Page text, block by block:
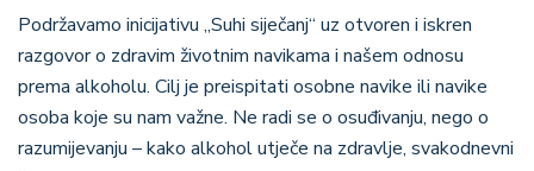
Podržavamo inicijativu „Suhi siječanj“ uz otvoren i iskren
razgovor o zdravim životnim navikama i našem odnosu
prema alkoholu. Cilj je preispitati osobne navike ili navike
osoba koje su nam važne. Ne radi se o osuđivanju, nego o
razumijevanju – kako alkohol utječe na zdravlje, svakodnevni